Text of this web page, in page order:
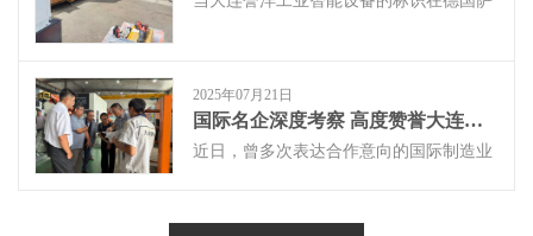
非凡的成就：这家以严苛筛选闻名于世的
百年铸造巨头，在经过长达18个月、对比
全球12家顶尖供应商的严格筛选后，最终
2025年07月21日
国际名企深度考察 高度赞誉大连誉洋技术实力 合作前景广阔
近日，曾多次表达合作意向的国际制造业
的高度关注，专程莅临誉洋总部进行深度